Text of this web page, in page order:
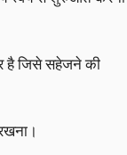
है जिसे सहेजने की